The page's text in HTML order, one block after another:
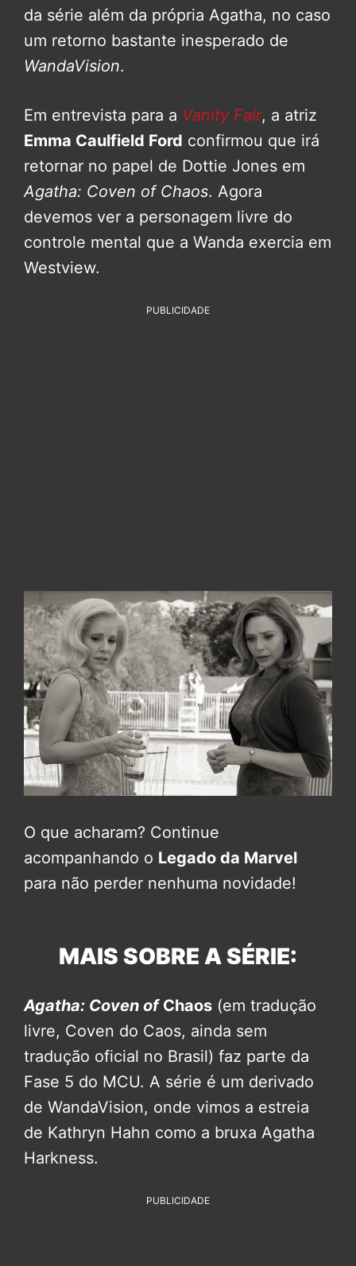
da série além da própria Agatha, no caso
um retorno bastante inesperado de
WandaVision.
Em entrevista para a Vanity Fair, a atriz
Emma Caulfield Ford confirmou que irá
retornar no papel de Dottie Jones em
Agatha: Coven of Chaos. Agora
devemos ver a personagem livre do
controle mental que a Wanda exercia em
Westview.
PUBLICIDADE
O que acharam? Continue
acompanhando o Legado da Marvel
para não perder nenhuma novidade!
MAIS SOBRE A SÉRIE:
Agatha: Coven ofChaos (em tradução
livre, Coven do Caos, ainda sem
tradução oficial no Brasil) faz parte da
Fase 5 do MCU. A série é um derivado
de WandaVision, onde vimos a estreia
de Kathryn Hahn como a bruxa Agatha
Harkness.
PUBLICIDADE